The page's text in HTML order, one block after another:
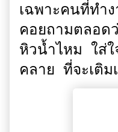
เฉพาะคนที่ทำ
คอยถามตลอด
หิวน้ำไหม ใส่
คลาย ที่จะเติม